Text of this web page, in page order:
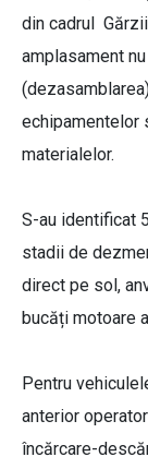
din cadrul
amplasament
echipamentelor
materialelor.
S-au identificat
stadii de
direct pe sol,
bucăți motoare
Pentru
anterior
încărcare-